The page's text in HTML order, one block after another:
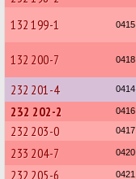
132 199-1 0415
132 200-7 0418
232 201-4 0414
232 202-2 0416
232 203-0 0417
233 204-7 0420
232 205-6 0421